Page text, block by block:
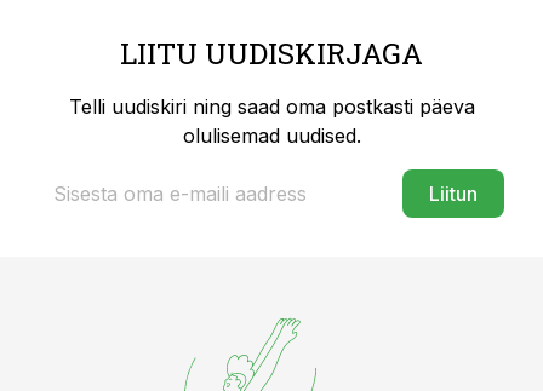
LIITU UUDISKIRJAGA
Telli uudiskiri ning saad oma postkasti päeva
olulisemad uudised.
Liitun